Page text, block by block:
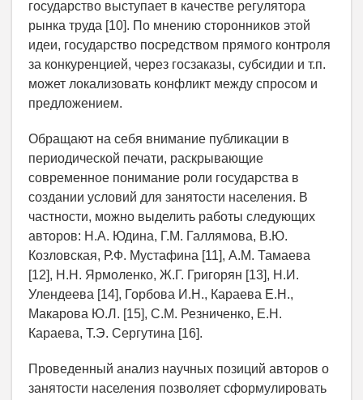
государство выступает в качестве регулятора
рынка труда [10]. По мнению сторонников этой
идеи, государство посредством прямого контроля
за конкуренцией, через госзаказы, субсидии и т.п.
может локализовать конфликт между спросом и
предложением.
Обращают на себя внимание публикации в
периодической печати, раскрывающие
современное понимание роли государства в
создании условий для занятости населения. В
частности, можно выделить работы следующих
авторов: Н.А. Юдина, Г.М. Галлямова, В.Ю.
Козловская, Р.Ф. Мустафина [11], А.М. Тамаева
[12], Н.Н. Ярмоленко, Ж.Г. Григорян [13], Н.И.
Улендеева [14], Горбова И.Н., Караева Е.Н.,
Макарова Ю.Л. [15], С.М. Резниченко, Е.Н.
Караева, Т.Э. Сергутина [16].
Проведенный анализ научных позиций авторов о
занятости населения позволяет сформулировать